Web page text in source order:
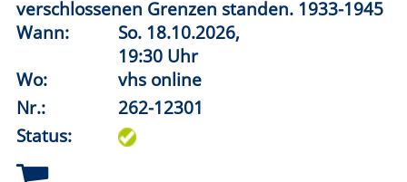
Status:
Gemeinsames und Kurioses unter den
Sprachen Europas
Wann:
Mi.04.11.2026,
19:30 Uhr
Wo: